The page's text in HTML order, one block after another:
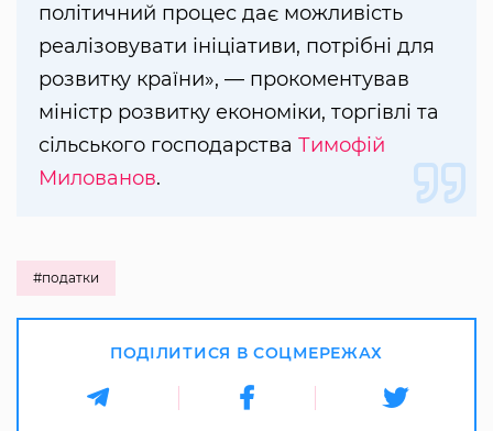
політичний процес дає можливість
реалізовувати ініціативи, потрібні для
розвитку країни», — прокоментував
міністр розвитку економіки, торгівлі та
сільського господарства Тимофій
Милованов.
#податки
ПОДІЛИТИСЯ В СОЦМЕРЕЖАХ